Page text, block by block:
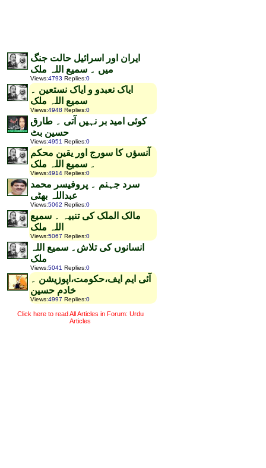
ایران اور اسرائیل حالت جنگ
میں ۔ سمیع اللہ ملک
Views:4793 Replies:0
ایاک نعبدو و ایاک نستعین ۔
سمیع اللہ ملک
Views:4948 Replies:0
کوئی امید بر نہیں آتی ۔ طارق
حسین بٹ
Views:4951 Replies:0
آنسؤں کا سورج اور یقین محکم
۔ سمیع اللہ ملک
Views:4914 Replies:0
سرد جہنم ۔ پروفیسر محمد
عبداللہ بھٹی
Views:5062 Replies:0
مالک الملک کی تنبیہ ۔ سمیع
اللہ ملک
Views:5067 Replies:0
انسانوں کی تلاش۔ سمیع اللہ
ملک
Views:5041 Replies:0
آئی ایم ایف،حکومت،اپوزیشن ۔
خادم حسین
Views:4997 Replies:0
Click here to read All Articles in Forum: Urdu
Articles